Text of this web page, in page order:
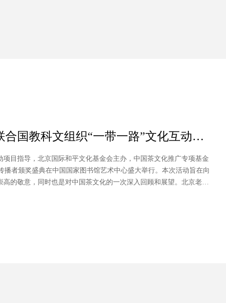
国教科文组织“一带一路”文化互动项
目指导，北京国际和平文化基金会主办，中国茶文化推广专项基金
播者颁奖盛典在中国国家图书馆艺术中心盛大举行。本次活动旨在向
的敬意，同时也是对中国茶文化的一次深入回顾和展望。北京老舍